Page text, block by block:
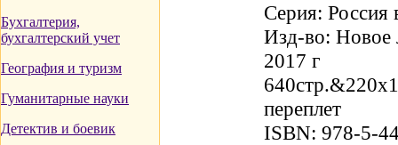
Бухгалтерия,
бухгалтерский учет
География и туризм
Гуманитарные науки
Детектив и боевик
Серия: Россия
Изд-во: Новое
2017 г
переплет
ISBN: 978-5-